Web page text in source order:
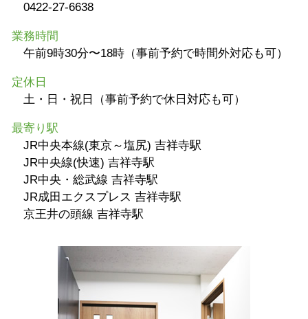
0422-27-6638
業務時間
午前9時30分〜18時（事前予約で時間外対応も可）
定休日
土・日・祝日（事前予約で休日対応も可）
最寄り駅
JR中央本線(東京～塩尻) 吉祥寺駅
JR中央線(快速) 吉祥寺駅
JR中央・総武線 吉祥寺駅
JR成田エクスプレス 吉祥寺駅
京王井の頭線 吉祥寺駅